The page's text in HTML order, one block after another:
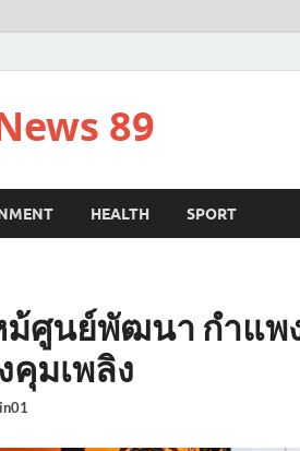
89
HEALTH SPORT
ม้ศูนย์พัฒนา กำแ
คุมเพลิง